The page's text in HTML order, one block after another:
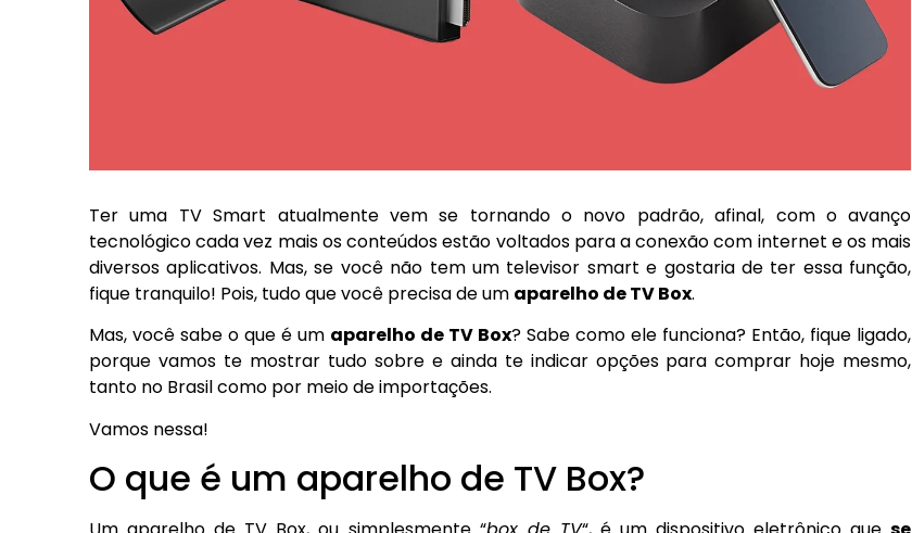
Ter uma TV Smart atualmente vem se tornando o novo padrão, afinal, com o avanço
tecnológico cada vez mais os conteúdos estão voltados para a conexão com internet e os mais
diversos aplicativos. Mas, se você não tem um televisor smart e gostaria de ter essa função,
fique tranquilo! Pois, tudo que você precisa de um aparelho de TV Box.
Mas, você sabe o que é um aparelho de TV Box? Sabe como ele funciona? Então, fique ligado,
porque vamos te mostrar tudo sobre e ainda te indicar opções para comprar hoje mesmo,
tanto no Brasil como por meio de importações.
Vamos nessa!
O que é um aparelho de TV Box?